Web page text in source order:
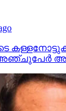
അഞ്ചുപേര്‍